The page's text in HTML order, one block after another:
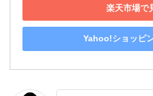
楽天市場で
Yahoo!ショッピ